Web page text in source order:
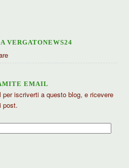
VERGATONEWS24
EMAIL
iscriverti a questo blog, e ricevere
post.